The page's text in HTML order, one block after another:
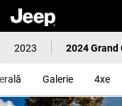
2023 2024 Grand
Galerie 4xe